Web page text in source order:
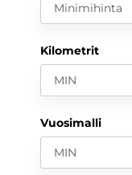
Minimihinta
Kilometrit
MIN
Vuosimalli
MIN